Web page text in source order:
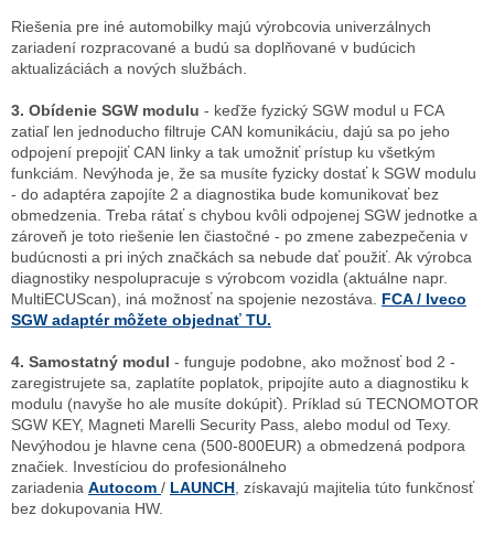
Riešenia pre iné automobilky majú výrobcovia univerzálnych
zariadení rozpracované a budú sa doplňované v budúcich
aktualizáciách a nových službách.
3. Obídenie SGW modulu - keďže fyzický SGW modul u FCA
zatiaľ len jednoducho filtruje CAN komunikáciu, dajú sa po jeho
odpojení prepojiť CAN linky a tak umožniť prístup ku všetkým
funkciám. Nevýhoda je, že sa musíte fyzicky dostať k SGW modulu
- do adaptéra zapojíte 2 a diagnostika bude komunikovať bez
obmedzenia. Treba rátať s chybou kvôli odpojenej SGW jednotke a
zároveň je toto riešenie len čiastočné - po zmene zabezpečenia v
budúcnosti a pri iných značkách sa nebude dať použiť. Ak výrobca
diagnostiky nespolupracuje s výrobcom vozidla (aktuálne napr.
MultiECUScan), iná možnosť na spojenie nezostáva.
FCA / Iveco
SGW adaptér môžete objednať TU.
4. Samostatný modul - funguje podobne, ako možnosť bod 2 -
zaregistrujete sa, zaplatíte poplatok, pripojíte auto a diagnostiku k
modulu (navyše ho ale musíte dokúpiť). Príklad sú TECNOMOTOR
SGW KEY, Magneti Marelli Security Pass, alebo modul od Texy.
Nevýhodou je hlavne cena (500-800EUR) a obmedzená podpora
značiek. Investíciou do profesionálneho
zariadenia Autocom / LAUNCH , získavajú majitelia túto funkčnosť
bez dokupovania HW.
Powered by chaterimo